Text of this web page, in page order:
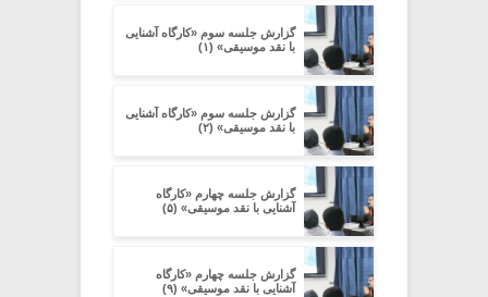
گزارش جلسه سوم «کارگاه آشنایی
با نقد موسیقی» (۱)
گزارش جلسه سوم «کارگاه آشنایی
با نقد موسیقی» (۲)
گزارش جلسه چهارم «کارگاه
آشنایی با نقد موسیقی» (۵)
گزارش جلسه چهارم «کارگاه
آشنایی با نقد موسیقی» (۹)